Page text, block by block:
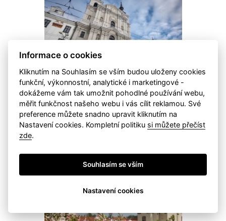
Kostel svatého Ignáce z Loyoly
Bezbariér Památky
Neobyčejná akustika prostoru a kvalitní
chrámové varhany umocňují zážitek z
koncertů duchovní hudby.
Informace o cookies
Kliknutím na Souhlasím se vším budou uloženy cookies
funkční, výkonnostní, analytické i marketingové -
dokážeme vám tak umožnit pohodlné používání webu,
měřit funkčnost našeho webu i vás cílit reklamou. Své
preference můžete snadno upravit kliknutím na
Nastavení cookies. Kompletní politiku si můžete přečíst
zde.
Souhlasím se vším
Nastavení cookies